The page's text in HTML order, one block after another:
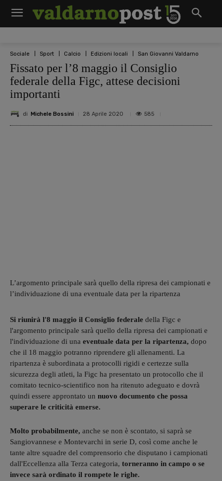
Sociale Sport Calcio Edizioni locali San Giovanni Valdarno
Fissato per l’8 maggio il Consiglio
federale della Figc, attese decisioni
importanti
di Michele Bossini 28 Aprile 2020 585
L’argomento principale sarà quello della ripresa dei campionati e
l’individuazione di una eventuale data per la ripartenza
Si riunirà l'8 maggio il Consiglio federale della Figc e
l'argomento principale sarà quello della ripresa dei campionati e
l'individuazione di una eventuale data per la ripartenza, dopo
che il 18 maggio potranno riprendere gli allenamenti. La
ripartenza è subordinata a protocolli rigidi e certezze sulla
sicurezza degli atleti, la Figc ha presentato un protocollo che il
comitato tecnico-scientifico non ha ritenuto adeguato e dovrà
quindi essere approntato un nuovo documento che possa
superare le criticità emerse.
Molto probabilmente, anche se non è scontato, si saprà se
Sangiovannese e Montevarchi in serie D, così come anche le
tante altre squadre del comprensorio che disputano i campionati
dall'Eccellenza alla Terza categoria, torneranno in campo o se
invece sarà ordinato il rompete le righe.